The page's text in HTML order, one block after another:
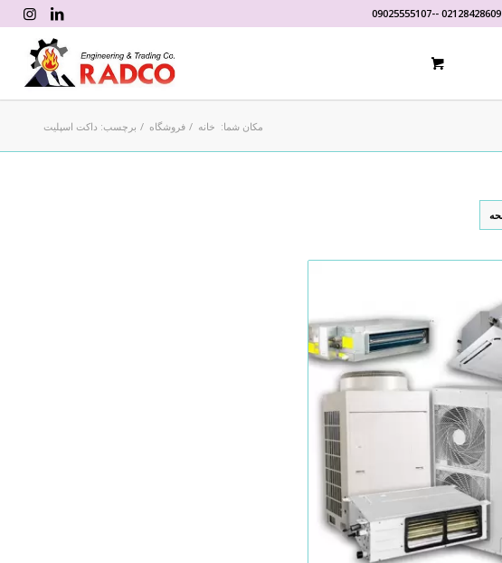
02128428609
-
-
09025555107
مکان شما: خانه / فروشگاه / برچسب: داکت اسپلیت